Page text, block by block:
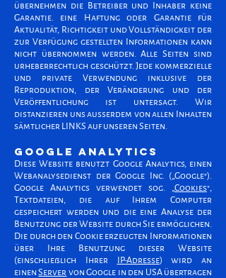
übernehmen die Betreiber und Inhaber keine
Garantie. eine Haftung oder Garantie für
Aktualität, Richtigkeit und Vollständigkeit der
zur Verfügung gestellten Informationen kann
nicht übernommen werden. Alle Seiten sind
urheberrechtlich geschützt. Jede kommerzielle
und private Verwendung inklusive der
Reproduktion, der Veränderung und der
Veröffentlichung ist untersagt. Wir
distanzieren uns ausserdem von allen Inhalten
sämtlicher LINKS auf unseren Seiten.
GOOGLE ANALYTICS
Diese Website benutzt Google Analytics, einen
Webanalysedienst der Google Inc. („Google").
Google Analytics verwendet sog. „Cookies",
Textdateien, die auf Ihrem Computer
gespeichert werden und die eine Analyse der
Benutzung der Website durch Sie ermöglichen.
Die durch den Cookie erzeugten Informationen
über Ihre Benutzung dieser Website
(einschließlich Ihrer
IP-Adresse) wird an
einenServer von Google in den USA übertragen